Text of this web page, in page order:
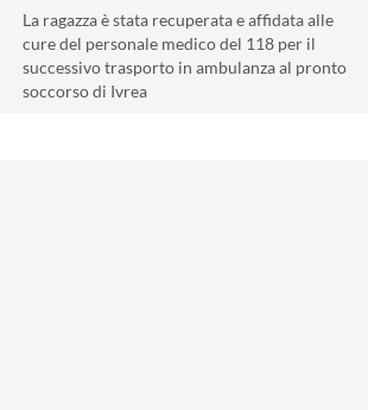
La ragazza è stata recuperata e affidata alle
cure del personale medico del 118 per il
successivo trasporto in ambulanza al pronto
soccorso di Ivrea